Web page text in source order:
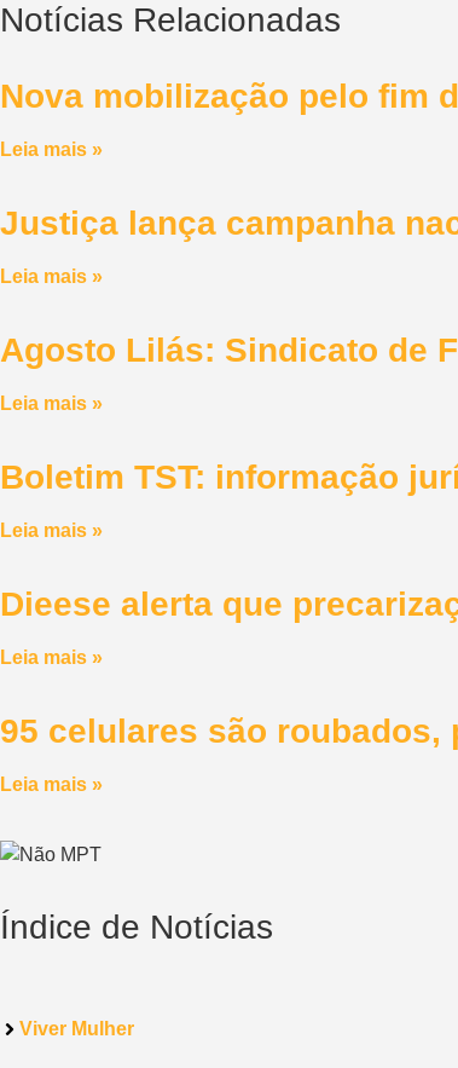
Notícias Relacionadas
Nova mobilização pelo fim
Leia mais »
Justiça lança campanha
Leia mais »
Agosto Lilás: Sindicato de
Leia mais »
Boletim TST: informação
Leia mais »
Dieese alerta que
Leia mais »
95 celulares são
Leia mais »
Índice de Notícias
Viver Mulher